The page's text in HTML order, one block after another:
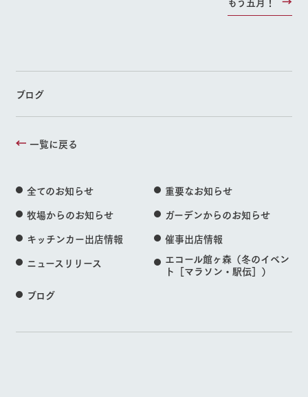
ブログ
一覧に戻る
全てのお知らせ
重要なお知らせ
牧場からのお知らせ
ガーデンからのお知らせ
キッチンカー出店情報
催事出店情報
ニュースリリース
エコール館ヶ森（冬のイベン
ト［マラソン・駅伝］）
ブログ